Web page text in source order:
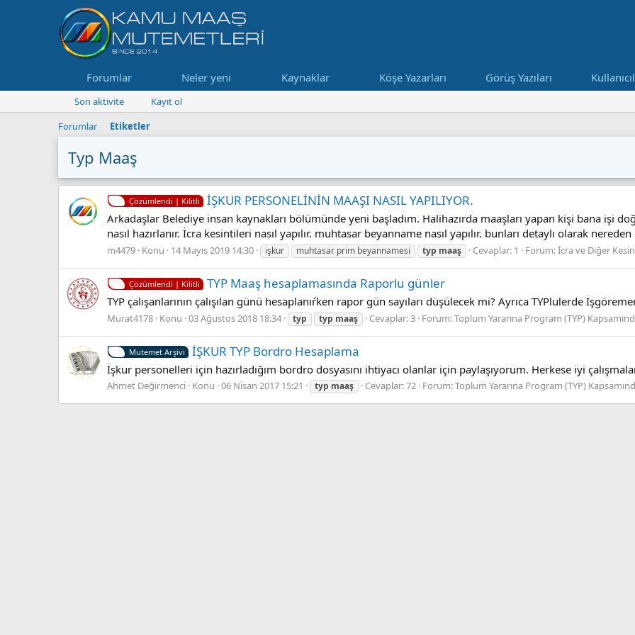
Forumlar Neler yeni Kaynaklar Köşe Yazarları Görüş Yazıları
Son aktivite
Kayıt ol
Forumlar
Etiketler
Typ Maaş
Çözümlendi | Kilitli İŞKUR PERSONELİNİN MAAŞI NASIL YAPILIYOR.
Arkadaşlar Belediye insan kaynakları bölümünde yeni başladım. Halihazırda maaşları yapan kişi bana işi
nasıl hazırlanır. İcra kesintileri nasıl yapılır. muhtasar beyanname nasıl yapılır. bunları detaylı olarak
m4479 Konu 14 Mayıs 2019 14:30 işkur muhtasar prim beyannamesi typ maaş Cevaplar: 1 Forum:İcra ve Diğer
Çözümlendi | Kilitli TYP Maaş hesaplamasında Raporlu günler
TYP çalışanlarının çalışılan günü hesaplanıŕken rapor gün sayıları düşülecek mi? Ayrıca TYPlulerde
Murat4178 Konu 03 Ağustos 2018 18:34 typ typ maaş Cevaplar: 3 Forum:Toplum Yararına Program (TYP)
Mutemet Arşivi İŞKUR TYP Bordro Hesaplama
İşkur personelleri için hazırladığım bordro dosyasını ihtiyacı olanlar için paylaşıyorum. Herkese iyi
Ahmet Değirmenci Konu 06 Nisan 2017 15:21 typ maaş Cevaplar: 72 Forum:Toplum Yararına Program (TYP)